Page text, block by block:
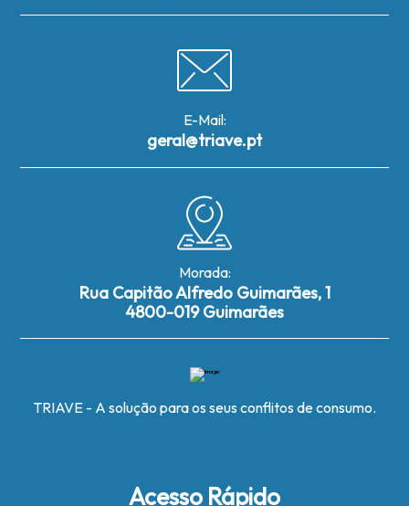
E-Mail:
geral@triave.pt
Morada:
Rua Capitão Alfredo Guimarães, 1
4800-019 Guimarães
TRIAVE - A solução para os seus conflitos de consumo.
Acesso Rápido